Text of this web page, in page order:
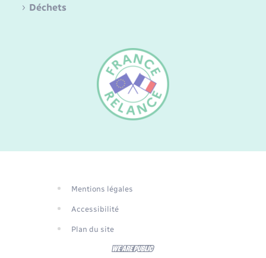
Traduction du
Déchets
Mentions légales
Accessibilité
Plan du site